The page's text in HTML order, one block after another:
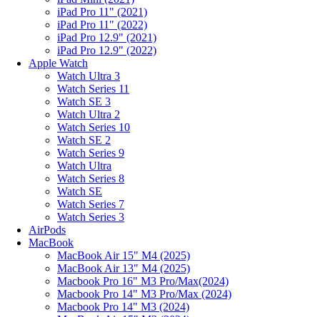
iPad Pro 11" (2021)
iPad Pro 11" (2022)
iPad Pro 12.9" (2021)
iPad Pro 12.9" (2022)
Apple Watch
Watch Ultra 3
Watch Series 11
Watch SE 3
Watch Ultra 2
Watch Series 10
Watch SE 2
Watch Series 9
Watch Ultra
Watch Series 8
Watch SE
Watch Series 7
Watch Series 3
AirPods
MacBook
MacBook Air 15" M4 (2025)
MacBook Air 13" M4 (2025)
Macbook Pro 16" M3 Pro/Max(2024)
Macbook Pro 14" M3 Pro/Max (2024)
Macbook Pro 14" M3 (2024)